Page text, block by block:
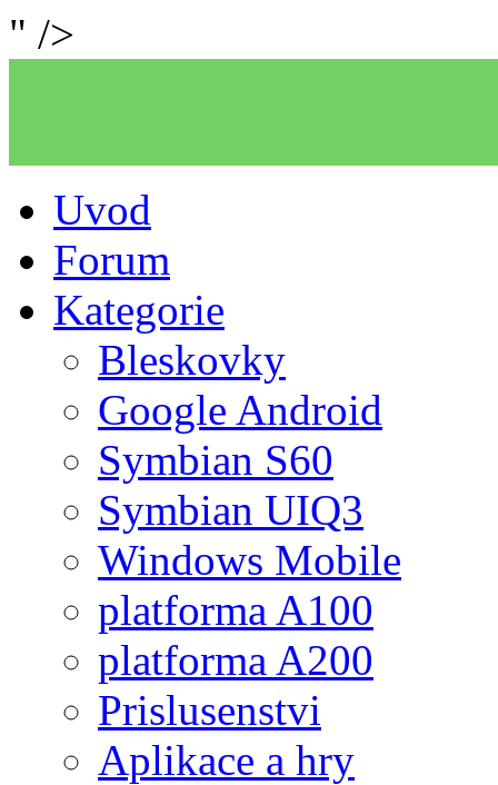
" />
Uvod
Forum
Kategorie
Bleskovky
Google Android
Symbian S60
Symbian UIQ3
Windows Mobile
platforma A100
platforma A200
Prislusenstvi
Aplikace a hry